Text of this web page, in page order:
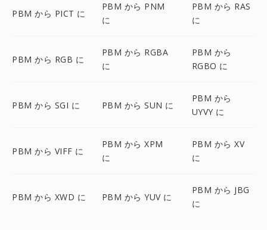
PBM から PICT に
PBM から PNM
に
PBM から RAS
に
PBM から RGB に
PBM から RGBA
に
PBM から
RGBO に
PBM から SGI に PBM から SUN に
PBM から
UYVY に
PBM から VIFF に
PBM から XPM
に
PBM から XV
に
PBM から XWD に PBM から YUV に
PBM から JBG
に